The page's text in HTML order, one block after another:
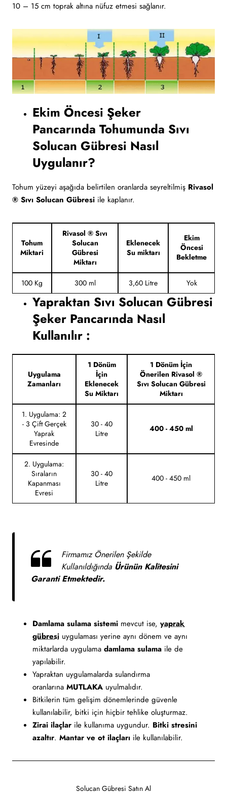
10 – 15 cm toprak altına nüfuz etmesi sağlanır.
Ekim Öncesi Şeker
Pancarında Tohumunda Sıvı
Solucan Gübresi Nasıl
Uygulanır?
Tohum yüzeyi aşağıda belirtilen oranlarda seyreltilmiş Rivasol
® Sıvı Solucan Gübresi ile kaplanır.
Tohum
Miktari
Rivasol ® Sıvı
Solucan
Gübresi
Miktarı
Eklenecek
Su miktarı
Ekim
Öncesi
Bekletme
100 Kg 300 ml 3,60 Litre Yok
Yapraktan Sıvı Solucan Gübresi
Şeker Pancarında Nasıl
Kullanılır :
Uygulama
Zamanları
1 Dönüm
İçin
Eklenecek
Su Miktarı
1 Dönüm İçin
Önerilen Rivasol ®
Sıvı Solucan Gübresi
Miktarı
1. Uygulama: 2
- 3 Çift Gerçek
Yaprak
Evresinde
30 - 40
Litre
400 - 450 ml
2. Uygulama:
Sıraların
Kapanması
Evresi
30 - 40
Litre
400 - 450 ml
Firmamız Önerilen Şekilde
Kullanıldığında Ürünün Kalitesini
Garanti Etmektedir.
Damlama sulama sistemi mevcut ise, yaprak
gübresi uygulaması yerine aynı dönem ve aynı
miktarlarda uygulama damlama sulama ile de
yapılabilir.
Yapraktan uygulamalarda sulandırma
oranlarına MUTLAKA uyulmalıdır.
Bitkilerin tüm gelişim dönemlerinde güvenle
kullanılabilir, bitki için hiçbir tehlike oluşturmaz.
Zirai ilaçlar ile kullanıma uygundur. Bitki stresini
azaltır. Mantar ve ot ilaçları ile kullanılabilir.
Solucan Gübresi Satın Al